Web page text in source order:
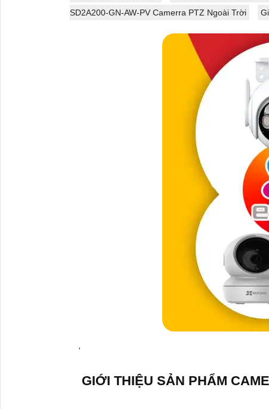
SD2A200-GN-AW-PV Camerra PTZ Ngoài Trời
'
GIỚI THIỆU SẢN PHẨM